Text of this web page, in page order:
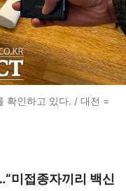
확인하고 있다. / 대전 =
미접종자끼리 백신